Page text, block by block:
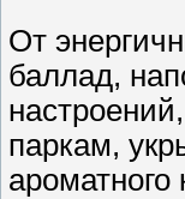
От
баллад,
паркам,
ароматного